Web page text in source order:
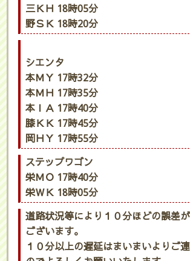
三ＫＨ 18時05分
野ＳＫ 18時20分
シエンタ
本ＭＹ 17時32分
本ＭＨ 17時35分
本ＩＡ 17時40分
膝ＫＫ 17時45分
岡ＨＹ 17時55分
ステップワゴン
栄ＭＯ 17時40分
栄ＷＫ 18時05分
道路状況等により１０分ほどの誤差
ございます。
１０分以上の遅延はまいまいよりご